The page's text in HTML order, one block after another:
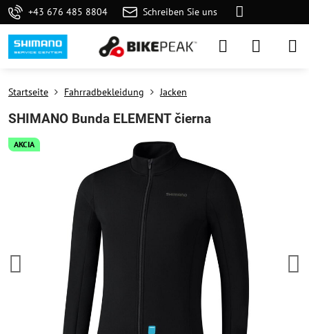
+43 676 485 8804 Schreiben Sie uns
AKCIA
Startseite Fahrradbekleidung Jacken
SHIMANO Bunda ELEMENT čierna